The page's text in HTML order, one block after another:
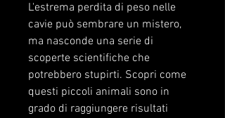
L'estrema perdita di peso nelle
cavie può sembrare un mistero,
ma nasconde una serie di
scoperte scientifiche che
potrebbero stupirti. Scopri come
questi piccoli animali sono in
grado di raggiungere risultati